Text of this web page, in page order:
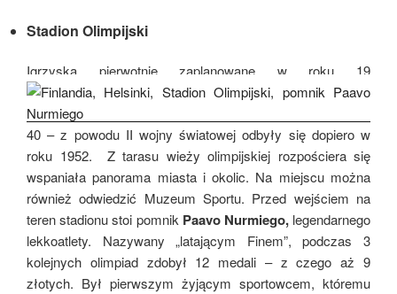
Stadion Olimpijski
Igrzyska pierwotnie zaplanowane w roku 19
40 – z powodu II wojny światowej odbyły się dopiero w
roku 1952. Z tarasu wieży olimpijskiej rozpościera się
wspaniała panorama miasta i okolic. Na miejscu można
również odwiedzić Muzeum Sportu. Przed wejściem na
teren stadionu stoi pomnik Paavo Nurmiego, legendarnego
lekkoatlety. Nazywany „latającym Finem”, podczas 3
kolejnych olimpiad zdobył 12 medali – z czego aż 9
złotych. Był pierwszym żyjącym sportowcem, któremu